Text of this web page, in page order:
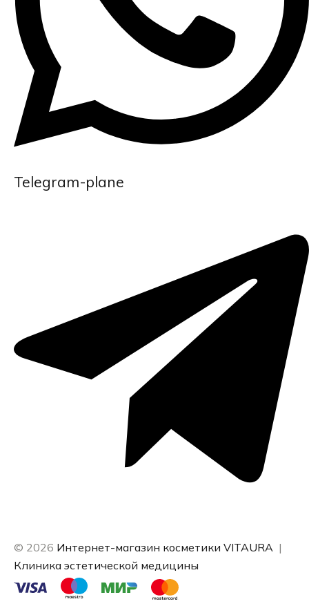
Telegram-plane
© 2026 Интернет-магазин косметики VITAURA |
Клиника эстетической медицины